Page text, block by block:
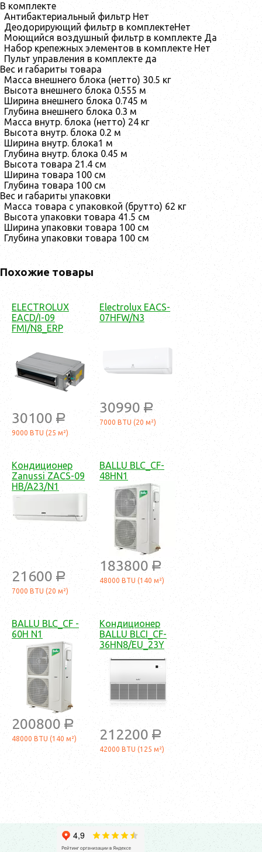
В комплекте
Антибактериальный фильтр Нет
Деодорирующий фильтр в комплектеНет
Моющийся воздушный фильтр в комплекте Да
Набор крепежных элементов в комплекте Нет
Пульт управления в комплекте да
Вес и габариты товара
Масса внешнего блока (нетто) 30.5 кг
Высота внешнего блока 0.555 м
Ширина внешнего блока 0.745 м
Глубина внешнего блока 0.3 м
Масса внутр. блока (нетто) 24 кг
Высота внутр. блока 0.2 м
Ширина внутр. блока1 м
Глубина внутр. блока 0.45 м
Высота товара 21.4 см
Ширина товара 100 см
Глубина товара 100 см
Вес и габариты упаковки
Масса товара с упаковкой (брутто) 62 кг
Высота упаковки товара 41.5 см
Ширина упаковки товара100 см
Глубина упаковки товара 100 см
Похожие товары
ELECTROLUX
EACD/I-09
FMI/N8_ERP
30100 a
9000 BTU (25 м²)
Electrolux EACS-
07HFW/N3
30990 a
7000 BTU (20 м²)
Кондиционер
Zanussi ZACS-09
HB/A23/N1
21600 a
7000 BTU (20 м²)
BALLU BLC_CF-
48HN1
183800 a
48000 BTU (140 м²)
BALLU BLC_CF -
60H N1
200800 a
48000 BTU (140 м²)
Кондиционер
BALLU BLCI_CF-
36HN8/EU_23Y
212200 a
42000 BTU (125 м²)